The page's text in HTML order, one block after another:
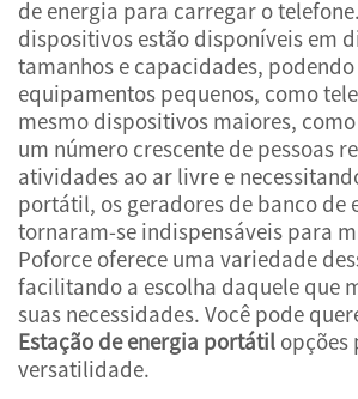
Contacte-nos
de energia para carregar o
dispositivos estão disponíveis em
tamanhos e capacidades,
equipamentos pequenos, como
mesmo dispositivos maiores,
um número crescente de pessoas
atividades ao ar livre e
portátil, os geradores de banco de
tornaram-se indispensáveis para
Poforce oferece uma variedade
facilitando a escolha daquele que
suas necessidades. Você pode
Estação de energia portátil opções
versatilidade.